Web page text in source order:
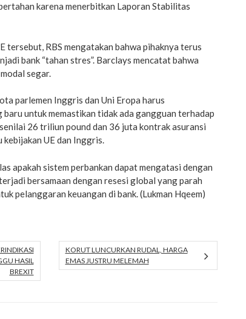
karena menerbitkan Laporan Stabilitas
tersebut, RBS mengatakan bahwa pihaknya terus
bank “tahan stres”. Barclays mencatat bahwa
segar.
parlemen Inggris dan Uni Eropa harus
untuk memastikan tidak ada gangguan terhadap
26 triliun pound dan 36 juta kontrak asuransi
UE dan Inggris.
apakah sistem perbankan dapat mengatasi dengan
bersamaan dengan resesi global yang parah
pelanggaran keuangan di bank. (Lukman Hqeem)
HASIL
BREXIT
KORUT LUNCURKAN RUDAL, HARGA
EMAS JUSTRU MELEMAH